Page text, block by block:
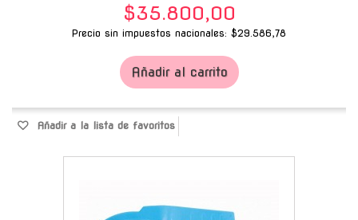
$35.800,00
Precio sin impuestos nacionales: $29.586,78
Añadir al carrito
Añadir a la lista de favoritos